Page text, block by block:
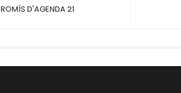
D'AGENDA 21